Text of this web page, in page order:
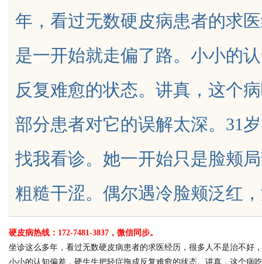
uz
年，看过无数硬皮病患者的求
是一开始就走偏了路。小小的
反复难愈的状态。讲真，这个
部分患者对它的误解太深。31
找我看诊。她一开始只是脸颊
粗糙干涩。偶尔遇冷脸颊泛红
硬皮病热线：172-7481-3837，微信同步。
坐诊这么多年，看过无数硬皮病患者的求医经历，很多人不是治不好
小小的认知偏差，硬生生把轻症拖成反复难愈的状态。讲真，这个病